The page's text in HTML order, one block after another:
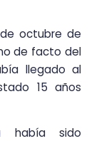
octubre de
de facto del
llegado al
15 años
había sido